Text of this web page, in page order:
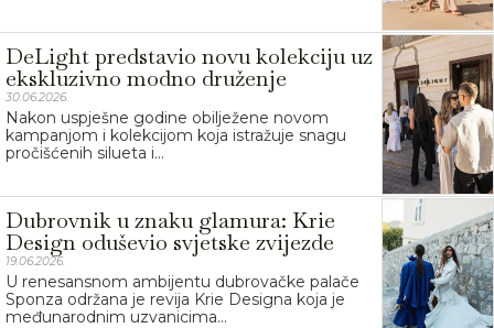
DeLight predstavio novu kolekciju uz
ekskluzivno modno druženje
30.06.2026.
Nakon uspješne godine obilježene novom
kampanjom i kolekcijom koja istražuje snagu
pročišćenih silueta i...
Dubrovnik u znaku glamura: Krie
Design oduševio svjetske zvijezde
19.06.2026.
U renesansnom ambijentu dubrovačke palače
Sponza održana je revija Krie Designa koja je
međunarodnim uzvanicima...